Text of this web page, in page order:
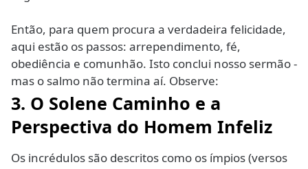
Então, para quem procura a verdadeira felicidade,
aqui estão os passos: arrependimento, fé,
obediência e comunhão. Isto conclui nosso sermão -
mas o salmo não termina aí. Observe:
3. O Solene Caminho e a
Perspectiva do Homem Infeliz
Os incrédulos são descritos como os ímpios (versos